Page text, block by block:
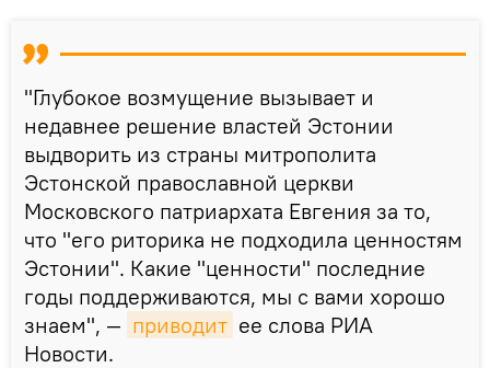
"Глубокое возмущение вызывает и
недавнее решение властей Эстонии
выдворить из страны митрополита
Эстонской православной церкви
Московского патриархата Евгения за то,
что "его риторика не подходила ценностям
Эстонии". Какие "ценности" последние
годы поддерживаются, мы с вами хорошо
знаем", — приводит ее слова РИА
Новости.